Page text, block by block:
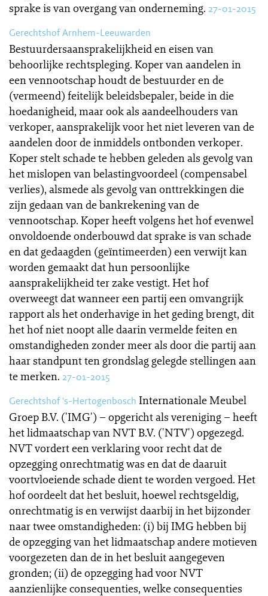
sprake is van overgang van onderneming. 27-01-2015
Gerechtshof Arnhem-Leeuwarden
Bestuurdersaansprakelijkheid en eisen van
behoorlijke rechtspleging. Koper van aandelen in
een vennootschap houdt de bestuurder en de
(vermeend) feitelijk beleidsbepaler, beide in die
hoedanigheid, maar ook als aandeelhouders van
verkoper, aansprakelijk voor het niet leveren van de
aandelen door de inmiddels ontbonden verkoper.
Koper stelt schade te hebben geleden als gevolg van
het mislopen van belastingvoordeel (compensabel
verlies), alsmede als gevolg van onttrekkingen die
zijn gedaan van de bankrekening van de
vennootschap. Koper heeft volgens het hof evenwel
onvoldoende onderbouwd dat sprake is van schade
en dat gedaagden (geïntimeerden) een verwijt kan
worden gemaakt dat hun persoonlijke
aansprakelijkheid ter zake vestigt. Het hof
overweegt dat wanneer een partij een omvangrijk
rapport als het onderhavige in het geding brengt, dit
het hof niet noopt alle daarin vermelde feiten en
omstandigheden zonder meer als door die partij aan
haar standpunt ten grondslag gelegde stellingen aan
te merken. 27-01-2015
Gerechtshof 's-Hertogenbosch Internationale Meubel
Groep B.V. ('IMG') – opgericht als vereniging – heeft
het lidmaatschap van NVT B.V. ('NTV') opgezegd.
NVT vordert een verklaring voor recht dat de
opzegging onrechtmatig was en dat de daaruit
voortvloeiende schade dient te worden vergoed. Het
hof oordeelt dat het besluit, hoewel rechtsgeldig,
onrechtmatig is en verwijst daarbij in het bijzonder
naar twee omstandigheden: (i) bij IMG hebben bij
de opzegging van het lidmaatschap andere motieven
voorgezeten dan de in het besluit aangegeven
gronden; (ii) de opzegging had voor NVT
aanzienlijke consequenties, welke consequenties